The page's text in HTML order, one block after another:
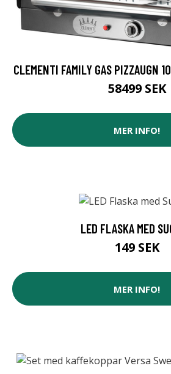
CLEMENTI FAMILY GAS PIZZAUGN
58499 SEK
MER INFO!
LED FLASKA MED
149 SEK
MER INFO!